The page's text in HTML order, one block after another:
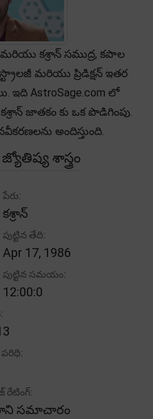
కశ్రాన్ సముద్ర, కపాల
మరియు ప్రిడిక్షన్ ఇతర
ఇది AstroSage.com లో
జాతకం కు ఒక పొడిగింపు.
అందిస్తుంది.
శాస్త్రం
పేరు:
కశ్రాన్
పుట్టిన తేది:
Apr 17, 1986
పుట్టిన సమయం:
12:00:0
రేటింగ్:
సమాచారం